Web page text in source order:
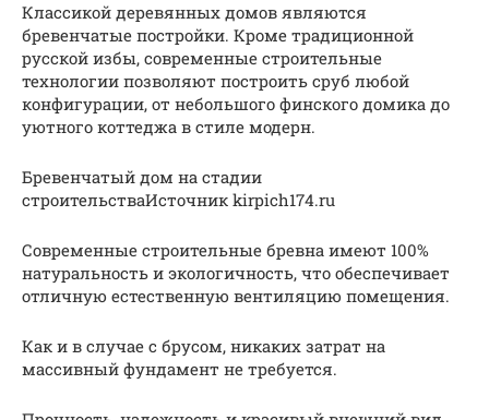
Классикой деревянных домов являются
бревенчатые постройки. Кроме традиционной
русской избы, современные строительные
технологии позволяют построить сруб любой
конфигурации, от небольшого финского домика до
уютного коттеджа в стиле модерн.
Бревенчатый дом на стадии
строительстваИсточник kirpich174.ru
Современные строительные бревна имеют 100%
натуральность и экологичность, что обеспечивает
отличную естественную вентиляцию помещения.
Как и в случае с брусом, никаких затрат на
массивный фундамент не требуется.